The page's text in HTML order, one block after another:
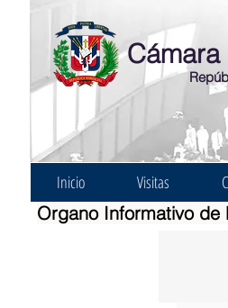
Inicio Visitas
Organo Informativo